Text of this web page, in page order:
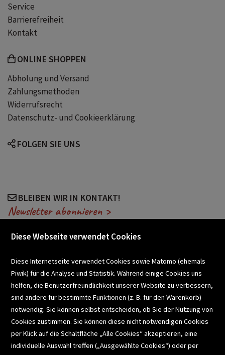
Service
Barrierefreiheit
Kontakt
ONLINE SHOPPEN
Abholung und Versand
Zahlungsmethoden
Widerrufsrecht
Datenschutz- und Cookieerklärung
FOLGEN SIE UNS
BLEIBEN WIR IN KONTAKT!
Newsletter abonnieren >
SCHULBUCHSERVICE
BUCHEMPFEHLUNGEN
Diese Webseite verwendet Cookies
Diese Internetseite verwendet Cookies sowie Matomo (ehemals
Piwik) für die Analyse und Statistik. Während einige Cookies uns
helfen, die Benutzerfreundlichkeit unserer Website zu verbessern,
sind andere für bestimmte Funktionen (z. B. für den Warenkorb)
notwendig. Sie können selbst entscheiden, ob Sie der Nutzung von
Cookies zustimmen. Sie können diese nicht notwendigen Cookies
per Klick auf die Schaltfläche „Alle Cookies“ akzeptieren, eine
individuelle Auswahl treffen („Ausgewählte Cookies“) oder per